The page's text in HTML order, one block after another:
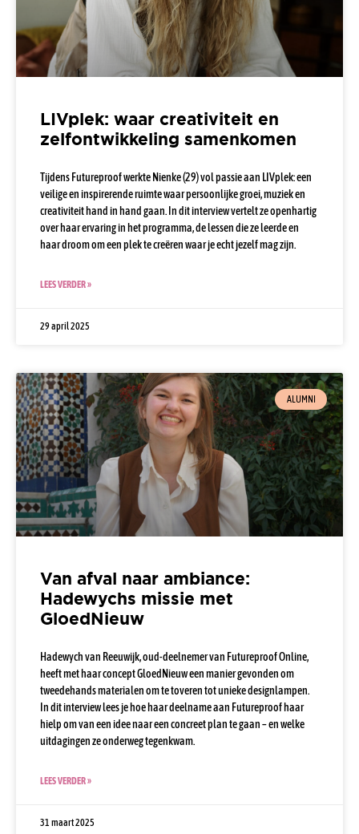
LIVplek: waar creativiteit en
zelfontwikkeling samenkomen
Tijdens Futureproof werkte Nienke (29) vol passie aan LIVplek: een
veilige en inspirerende ruimte waar persoonlijke groei, muziek en
creativiteit hand in hand gaan. In dit interview vertelt ze openhartig
over haar ervaring in het programma, de lessen die ze leerde en
haar droom om een plek te creëren waar je echt jezelf mag zijn.
LEES VERDER »
29 april 2025
ALUMNI
Van afval naar ambiance:
Hadewychs missie met
GloedNieuw
Hadewych van Reeuwijk, oud-deelnemer van Futureproof Online,
heeft met haar concept GloedNieuw een manier gevonden om
tweedehands materialen om te toveren tot unieke designlampen.
In dit interview lees je hoe haar deelname aan Futureproof haar
hielp om van een idee naar een concreet plan te gaan – en welke
uitdagingen ze onderweg tegenkwam.
LEES VERDER »
31 maart 2025